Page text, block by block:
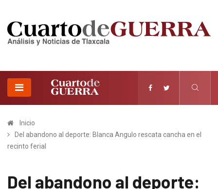
Inicio
Del abandono al deporte: Blanca Angulo rescata cancha en el
recinto ferial
Del abandono al deporte: